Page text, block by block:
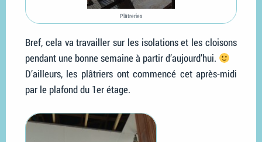
Plâtreries
Bref, cela va travailler sur les isolations et les cloisons
pendant une bonne semaine à partir d’aujourd’hui.
D’ailleurs, les plâtriers ont commencé cet après-midi
par le plafond du 1er étage.